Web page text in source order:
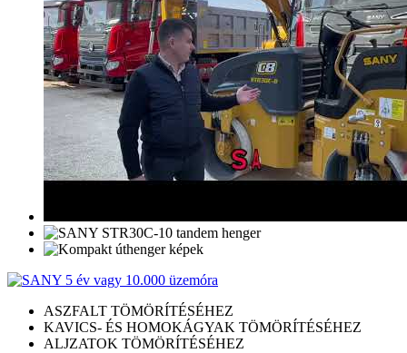
ASZFALT TÖMÖRÍTÉSÉHEZ
KAVICS- ÉS HOMOKÁGYAK TÖMÖRÍTÉSÉHEZ
ALJZATOK TÖMÖRÍTÉSÉHEZ